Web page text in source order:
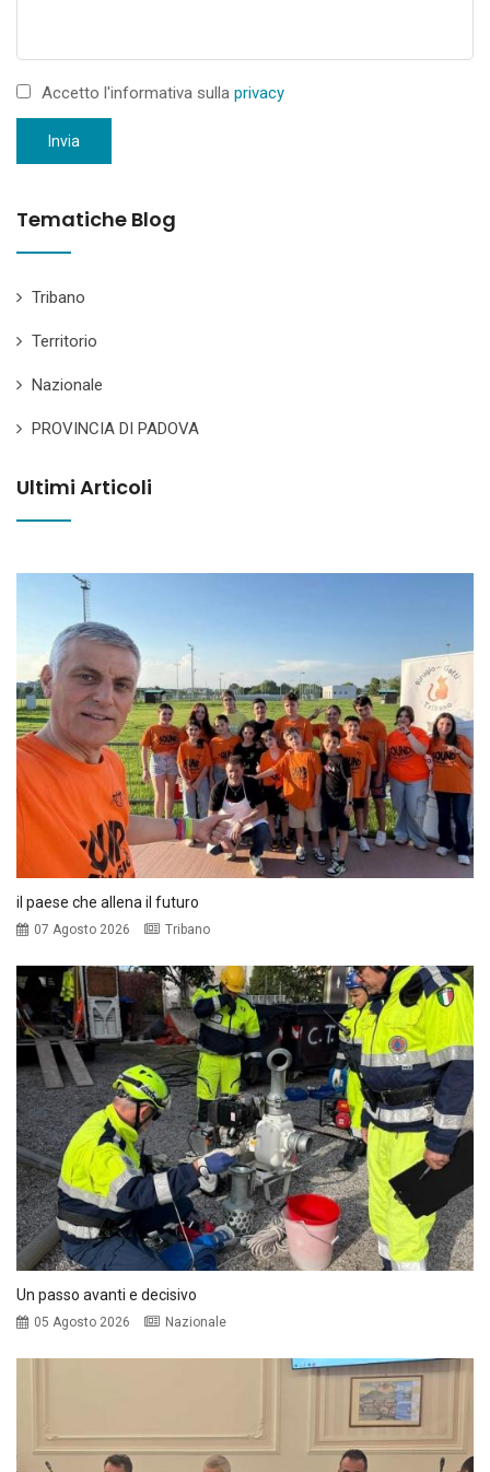
Accetto l'informativa sulla privacy
Invia
Tematiche Blog
Tribano
Territorio
Nazionale
PROVINCIA DI PADOVA
Ultimi Articoli
il paese che allena il futuro
07 Agosto 2026 Tribano
Un passo avanti e decisivo
05 Agosto 2026 Nazionale